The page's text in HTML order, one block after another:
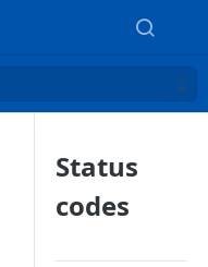
Status
codes